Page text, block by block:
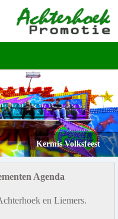
Kermis Volksfeest
Agenda
en Liemers.